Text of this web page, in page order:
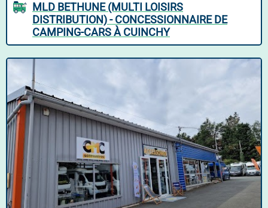
MLD BETHUNE (MULTI LOISIRS
DISTRIBUTION) - CONCESSIONNAIRE DE
CAMPING-CARS À CUINCHY